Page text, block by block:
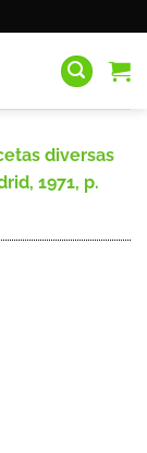
diversas
1971, p.